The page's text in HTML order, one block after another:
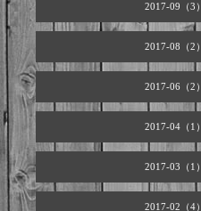
2017-09（3）
2017-08（2）
2017-06（2）
2017-04（1）
2017-03（1）
2017-02（4）